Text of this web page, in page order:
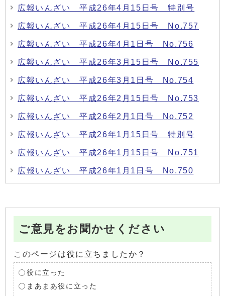
広報いんざい 平成26年4月15日号 特別号
広報いんざい 平成26年4月15日号 No.757
広報いんざい 平成26年4月1日号 No.756
広報いんざい 平成26年3月15日号 No.755
広報いんざい 平成26年3月1日号 No.754
広報いんざい 平成26年2月15日号 No.753
広報いんざい 平成26年2月1日号 No.752
広報いんざい 平成26年1月15日号 特別号
広報いんざい 平成26年1月15日号 No.751
広報いんざい 平成26年1月1日号 No.750
ご意見をお聞かせください
このページは役に立ちましたか？
役に立った
まあまあ役に立った